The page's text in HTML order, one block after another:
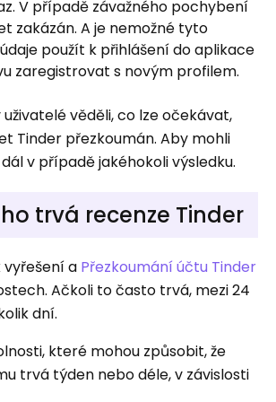
V případě závažného pochybení
zakázán. A je nemožné tyto
použít k přihlášení do aplikace
zaregistrovat s novým profilem.
věděli, co lze očekávat,
Tinder přezkoumán. Aby mohli
v případě jakéhokoli výsledku.
trvá recenze Tinder
a Přezkoumání účtu Tinder
Ačkoli to často trvá, mezi 24
dní.
které mohou způsobit, že
trvá týden nebo déle, v závislosti